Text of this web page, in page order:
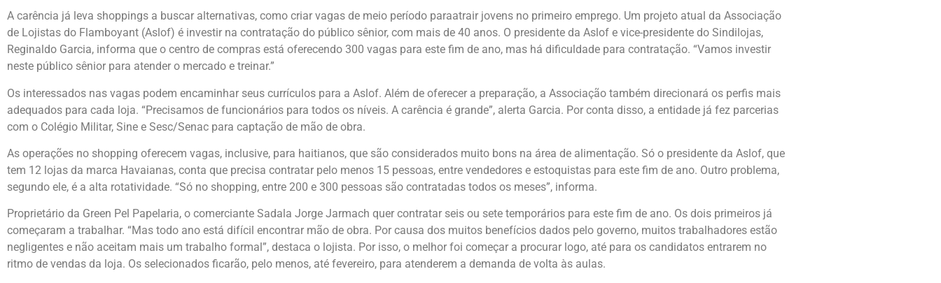
A carência já leva shoppings a buscar alternativas, como criar vagas de meio período paraatrair jovens no primeiro emprego. Um projeto atual da Associação
de Lojistas do Flamboyant (Aslof) é investir na contratação do público sênior, com mais de 40 anos. O presidente da Aslof e vice-presidente do Sindilojas,
Reginaldo Garcia, informa que o centro de compras está oferecendo 300 vagas para este fim de ano, mas há dificuldade para contratação. “Vamos investir
neste público sênior para atender o mercado e treinar.”
Os interessados nas vagas podem encaminhar seus currículos para a Aslof. Além de oferecer a preparação, a Associação também direcionará os perfis mais
adequados para cada loja. “Precisamos de funcionários para todos os níveis. A carência é grande”, alerta Garcia. Por conta disso, a entidade já fez parcerias
com o Colégio Militar, Sine e Sesc/Senac para captação de mão de obra.
As operações no shopping oferecem vagas, inclusive, para haitianos, que são considerados muito bons na área de alimentação. Só o presidente da Aslof, que
tem 12 lojas da marca Havaianas, conta que precisa contratar pelo menos 15 pessoas, entre vendedores e estoquistas para este fim de ano. Outro problema,
segundo ele, é a alta rotatividade. “Só no shopping, entre 200 e 300 pessoas são contratadas todos os meses”, informa.
Proprietário da Green Pel Papelaria, o comerciante Sadala Jorge Jarmach quer contratar seis ou sete temporários para este fim de ano. Os dois primeiros já
começaram a trabalhar. “Mas todo ano está difícil encontrar mão de obra. Por causa dos muitos benefícios dados pelo governo, muitos trabalhadores estão
negligentes e não aceitam mais um trabalho formal”, destaca o lojista. Por isso, o melhor foi começar a procurar logo, até para os candidatos entrarem no
ritmo de vendas da loja. Os selecionados ficarão, pelo menos, até fevereiro, para atenderem a demanda de volta às aulas.